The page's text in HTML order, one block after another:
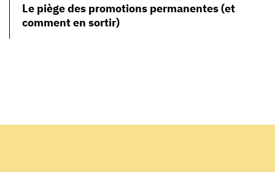
Le piège des promotions permanentes (et
comment en sortir)